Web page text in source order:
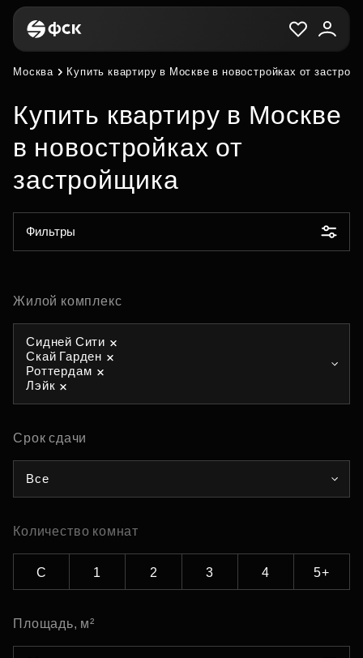
Москва Купить квартиру в Москве в новостройках от
Купить квартиру в Москве
в новостройках от
застройщика
Фильтры
Жилой комплекс
Сидней Сити
Скай Гарден
Роттердам
Лэйк
Срок сдачи
Все
Количество комнат
С 1 2 3 4 5+
Площадь, м²